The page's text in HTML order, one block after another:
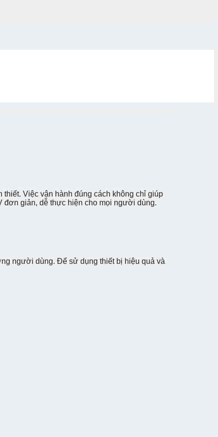
thiết. Việc vận hành đúng cách không chỉ giúp
đơn giản, dễ thực hiện cho mọi người dùng.
người dùng. Để sử dụng thiết bị hiệu quả và